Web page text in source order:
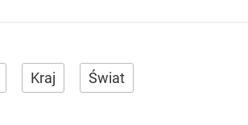
Kraj Świat